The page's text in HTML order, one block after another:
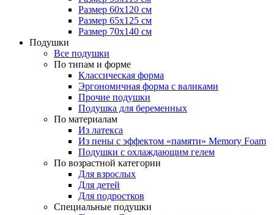
Размер 60x120 см
Размер 65x125 см
Размер 70x140 см
Подушки
Все подушки
По типам и форме
Классическая форма
Эргономичная форма с валиками
Прочие подушки
Подушка для беременных
По материалам
Из латекса
Из пены с эффектом «памяти» Memory Foam
Подушки с охлаждающим гелем
По возрастной категории
Для взрослых
Для детей
Для подростков
Специальные подушки